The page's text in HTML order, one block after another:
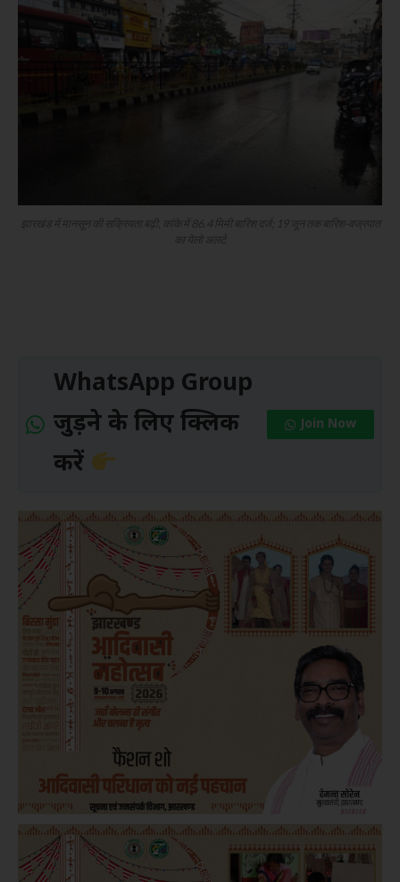
झारखंड में मानसून की सक्रियता बढ़ी, कांके में 86.4 मिमी बारिश दर्ज; 19 जून तक बारिश-वज्रपात
WhatsApp Group
जुड़ने के लिए क्लिक
करें
Join Now